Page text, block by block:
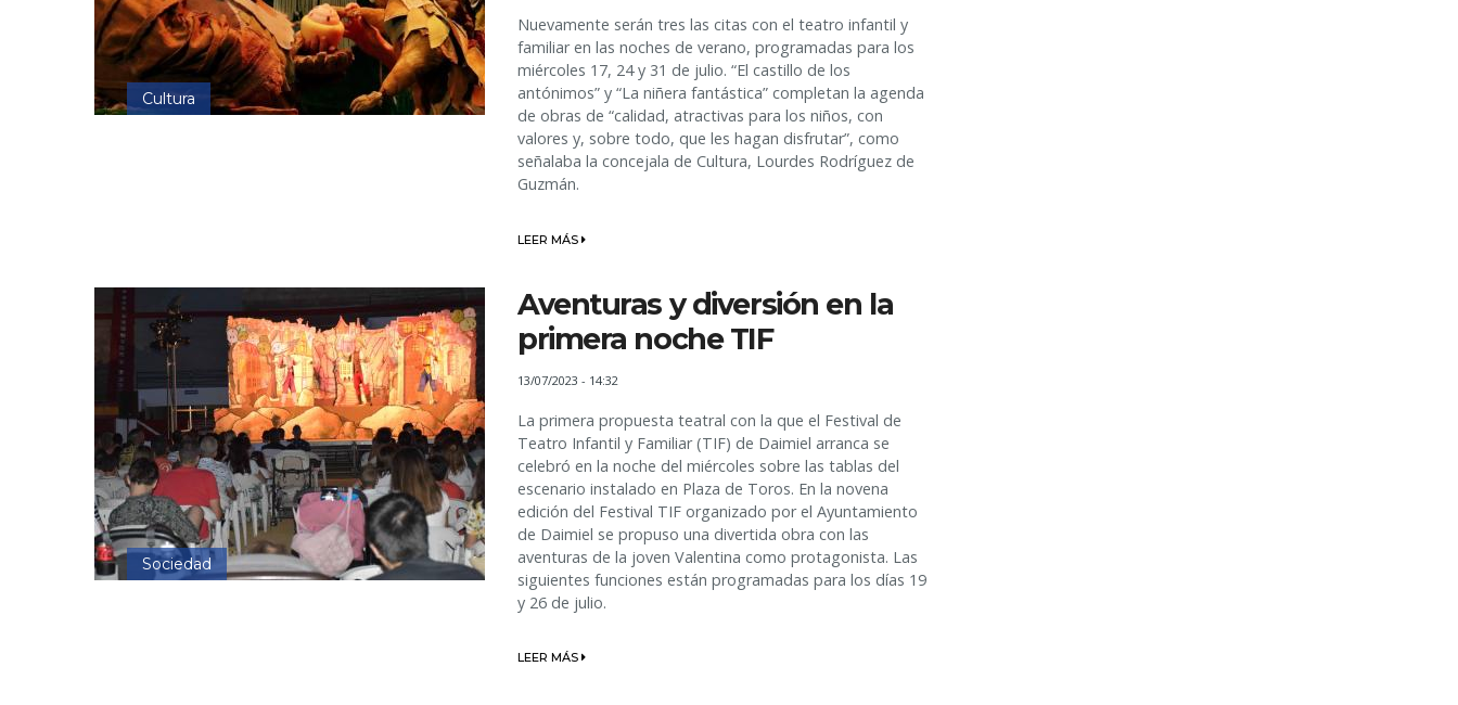
Cultura
Nuevamente serán tres las citas con el teatro infantil y
familiar en las noches de verano, programadas para los
miércoles 17, 24 y 31 de julio. “El castillo de los
antónimos” y “La niñera fantástica” completan la agenda
de obras de “calidad, atractivas para los niños, con
valores y, sobre todo, que les hagan disfrutar”, como
señalaba la concejala de Cultura, Lourdes Rodríguez de
Guzmán.
LEER MÁS
Sociedad
Aventuras y diversión en la
primera noche TIF
13/07/2023 - 14:32
La primera propuesta teatral con la que el Festival de
Teatro Infantil y Familiar (TIF) de Daimiel arranca se
celebró en la noche del miércoles sobre las tablas del
escenario instalado en Plaza de Toros. En la novena
edición del Festival TIF organizado por el Ayuntamiento
de Daimiel se propuso una divertida obra con las
aventuras de la joven Valentina como protagonista. Las
siguientes funciones están programadas para los días 19
y 26 de julio.
LEER MÁS